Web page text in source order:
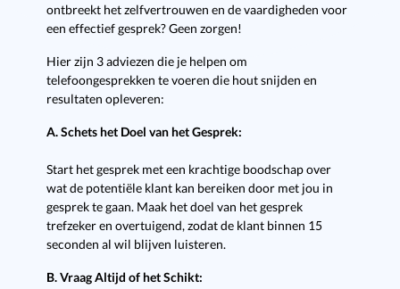
ontbreekt het zelfvertrouwen en de vaardigheden voor
een effectief gesprek? Geen zorgen!
Hier zijn 3 adviezen die je helpen om
telefoongesprekken te voeren die hout snijden en
resultaten opleveren:
A. Schets het Doel van het Gesprek:
Start het gesprek met een krachtige boodschap over
wat de potentiële klant kan bereiken door met jou in
gesprek te gaan. Maak het doel van het gesprek
trefzeker en overtuigend, zodat de klant binnen 15
seconden al wil blijven luisteren.
B. Vraag Altijd of het Schikt: